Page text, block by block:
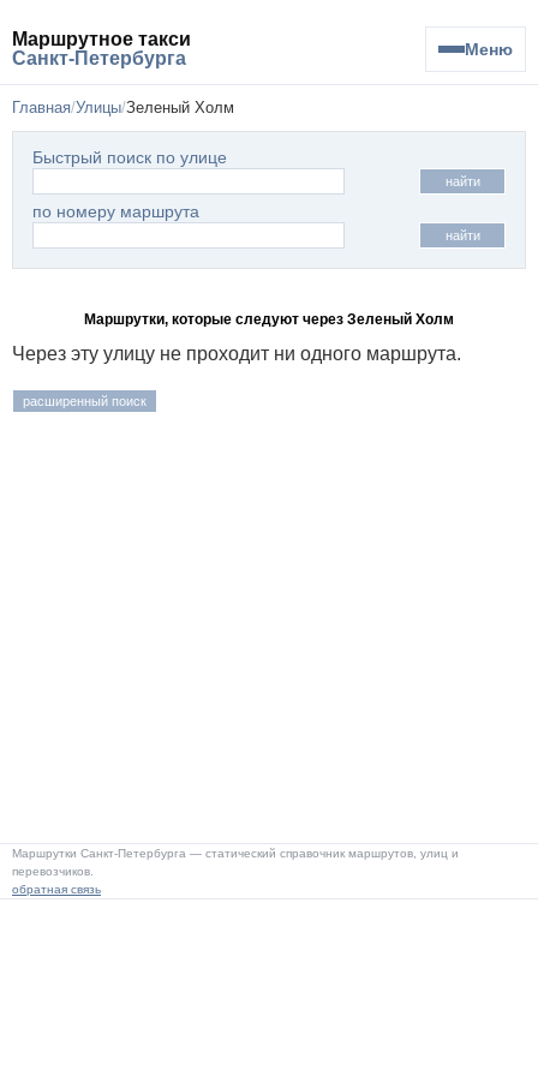
Маршрутное такси
Санкт-Петербурга
Меню
Главная Улицы Зеленый Холм
Быстрый поиск по улице
найти
по номеру маршрута
найти
Маршрутки, которые следуют через Зеленый Холм
Через эту улицу не проходит ни одного маршрута.
расширенный поиск
Маршрутки Санкт-Петербурга — статический справочник маршрутов, улиц и
перевозчиков.
обратная связь